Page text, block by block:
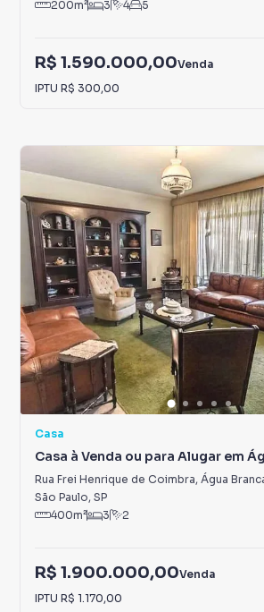
200m² 3 4 5
R$ 1.590.000,00Venda
IPTU R$ 300,00
Casa
Casa à Venda ou para Alugar em
Rua Frei Henrique de Coimbra, Água
São Paulo, SP
400m² 3 2
R$ 1.900.000,00Venda
IPTU R$ 1.170,00